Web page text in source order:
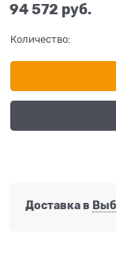
94 572 руб.
Количество:
Доставка в